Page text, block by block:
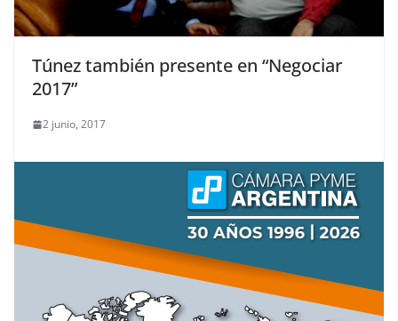
Túnez también presente en “Negociar
2017”
2 junio, 2017